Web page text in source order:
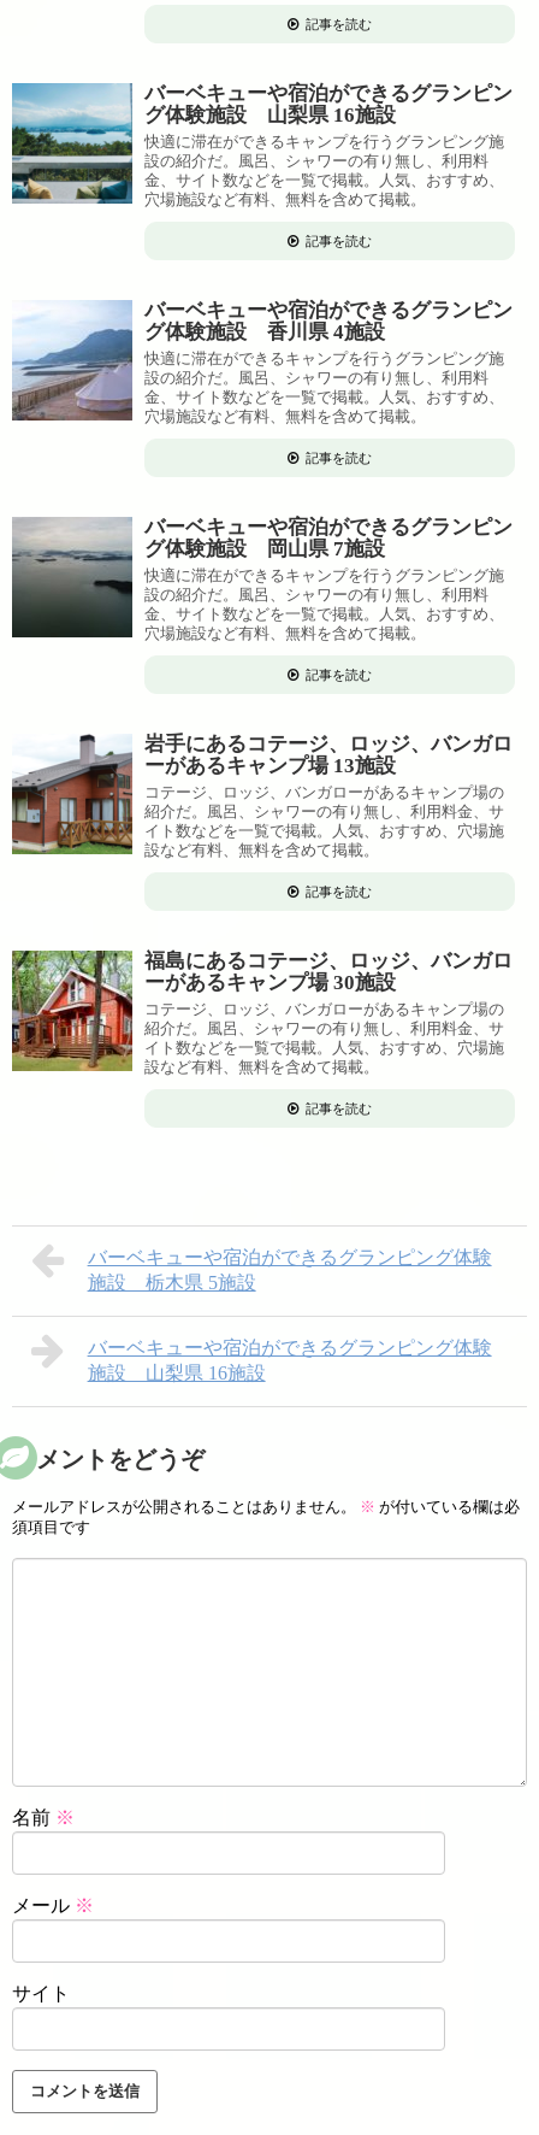
記事を読む
バーベキューや宿泊ができるグランピン
グ体験施設 山梨県 16施設
快適に滞在ができるキャンプを行うグランピング施
設の紹介だ。風呂、シャワーの有り無し、利用料
金、サイト数などを一覧で掲載。人気、おすすめ、
穴場施設など有料、無料を含めて掲載。
記事を読む
バーベキューや宿泊ができるグランピン
グ体験施設 香川県 4施設
快適に滞在ができるキャンプを行うグランピング施
設の紹介だ。風呂、シャワーの有り無し、利用料
金、サイト数などを一覧で掲載。人気、おすすめ、
穴場施設など有料、無料を含めて掲載。
記事を読む
バーベキューや宿泊ができるグランピン
グ体験施設 岡山県 7施設
快適に滞在ができるキャンプを行うグランピング施
設の紹介だ。風呂、シャワーの有り無し、利用料
金、サイト数などを一覧で掲載。人気、おすすめ、
穴場施設など有料、無料を含めて掲載。
記事を読む
岩手にあるコテージ、ロッジ、バンガロ
ーがあるキャンプ場 13施設
コテージ、ロッジ、バンガローがあるキャンプ場の
紹介だ。風呂、シャワーの有り無し、利用料金、サ
イト数などを一覧で掲載。人気、おすすめ、穴場施
設など有料、無料を含めて掲載。
記事を読む
福島にあるコテージ、ロッジ、バンガロ
ーがあるキャンプ場 30施設
コテージ、ロッジ、バンガローがあるキャンプ場の
紹介だ。風呂、シャワーの有り無し、利用料金、サ
イト数などを一覧で掲載。人気、おすすめ、穴場施
設など有料、無料を含めて掲載。
記事を読む
バーベキューや宿泊ができるグランピング体験
施設 栃木県 5施設
バーベキューや宿泊ができるグランピング体験
施設 山梨県 16施設
コメントをどうぞ
メールアドレスが公開されることはありません。 ※ が付いている欄は必
須項目です
名前 ※
メール ※
サイト